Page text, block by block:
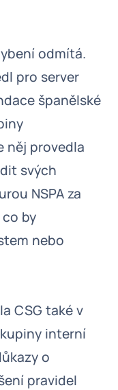
odmítá.
pro server
španělské
něj provedla
svých
NSPA za
by
nebo
CSG také v
interní
o
pravidel